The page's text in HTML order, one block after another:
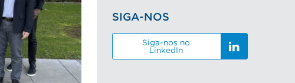
SIGA-NOS
Siga-nos no
LinkedIn